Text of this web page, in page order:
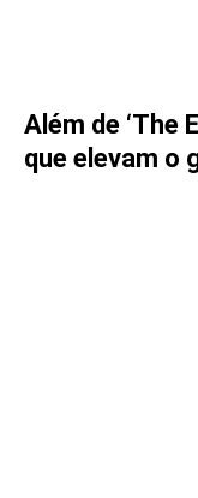
Além de ‘The
que elevam o